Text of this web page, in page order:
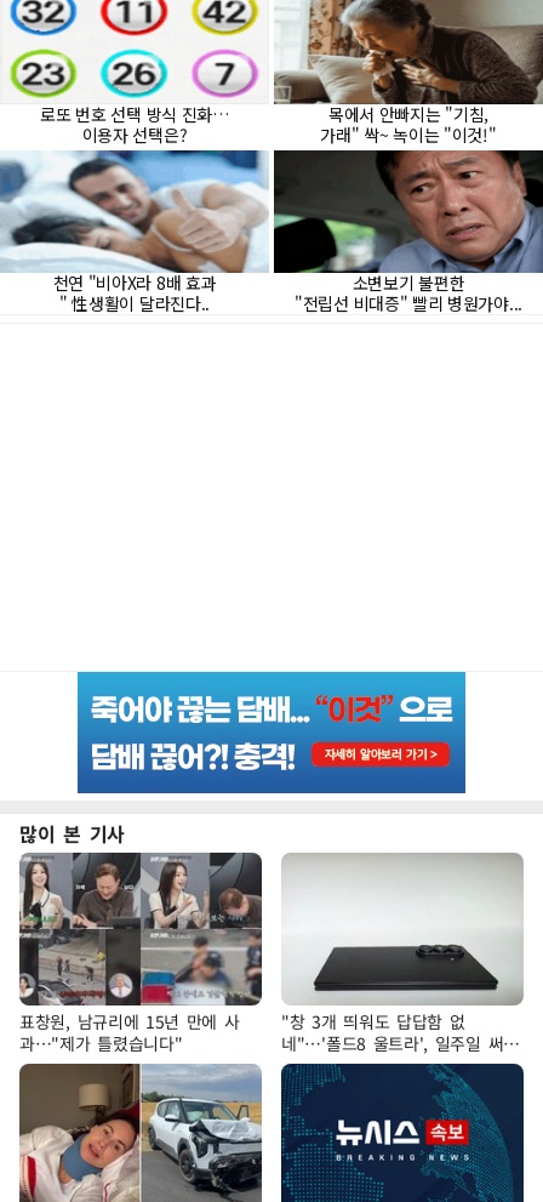
많이 본 기사
표창원, 남규리에 15년 만에 사
과…"제가 틀렸습니다"
"창 3개 띄워도 답답함 없
네"…'폴드8 울트라', 일주일 써보
니